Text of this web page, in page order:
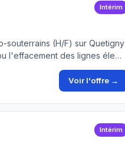
Intérim
souterrains (H/F) sur Quetigny
l'effacement des lignes éle…
Voir l'offre →
Intérim